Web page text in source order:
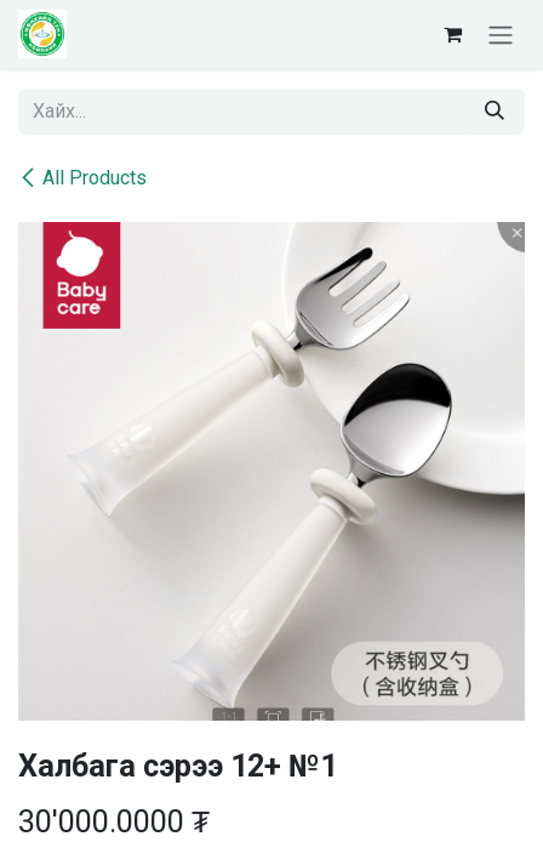
Skip to Content
All Products
Халбага сэрээ 12+ №1
30'000.0000 ₮